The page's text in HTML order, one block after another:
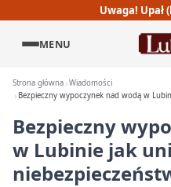
Uwaga! Upał
MENU
Strona główna Wiadomości
Bezpieczny wypoczynek nad wodą w
Bezpieczny
w Lubinie jak